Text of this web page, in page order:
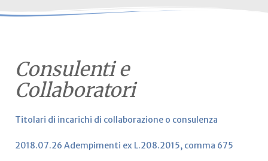
Consulenti e
Collaboratori
Titolari di incarichi di collaborazione o consulenza
2018.07.26 Adempimenti ex L.208.2015, comma 675